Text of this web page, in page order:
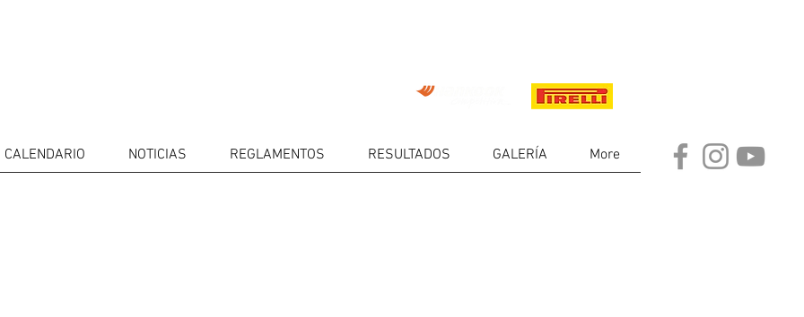
CALENDARIO NOTICIAS REGLAMENTOS RESULTADOS GALERÍA More